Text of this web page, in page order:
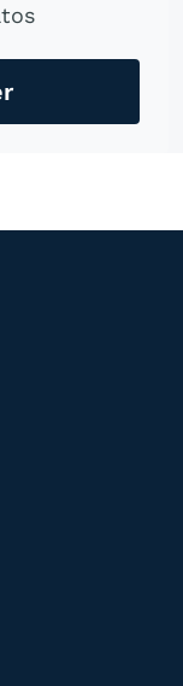
de
fin de
con el
su
de acuerdo
los
en la